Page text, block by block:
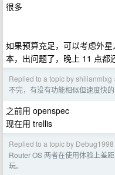
很多
如果预算充足，可以考虑外
本，出问题了，晚上 11 点都
Replied to a topic by shilianmlxg ›
不完，有没有功能相似但速度快
之前用 openspec
现在用 trellis
Replied to a topic by Debug1998
Router OS 两者在使用体验上差
玩。